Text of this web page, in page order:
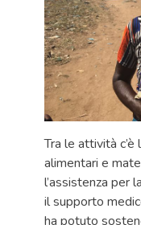
Tra le attività
alimentari e
l’assistenza per
il supporto
ha potuto